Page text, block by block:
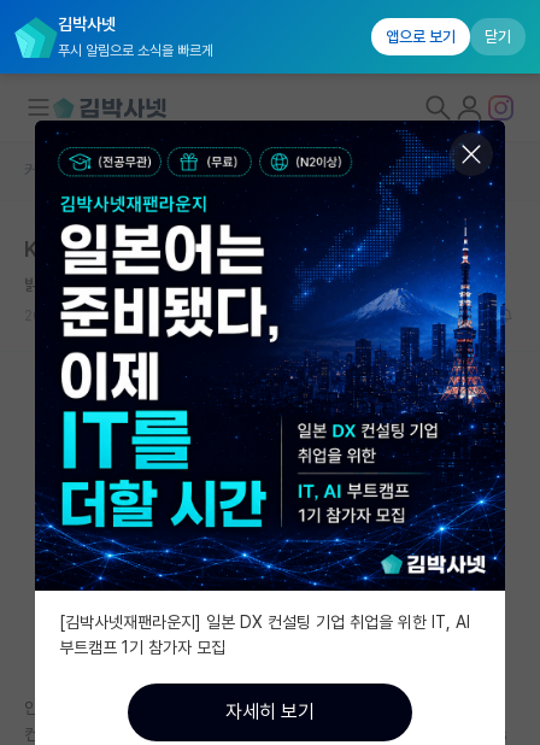
김박사넷
푸시 알림으로 소식을 빠르게
앱으로 보기 닫기
대학원생 모집
국내대학원 정보
연구실&오픈랩
커뮤니티
커뮤니티 홈
전체글보기
베스트 게시판
IF 명예의전당
자유 게시판(아무개랩)
미국 유학 게시판
미국 대학원 합격 후기 게시판
대학원생 모집 게시판
커뮤니티 홈 자유 게시판(아무개랩)
KIST 대학원 진학에 대해서
밝은 피타고라스
2025.04.18 7 7723
안녕하세요, 진학을 앞두고 고민이 많아져 글을 써봅니다.
컨택한 곳들 중 KIST를 유력하게 생각하고 있습니다만 (Ku-kist, 연대-kis
[김박사넷재팬라운지] 일본 DX 컨설팅 기업 취업을 위한 IT, AI
부트캠프 1기 참가자 모집
자세히 보기